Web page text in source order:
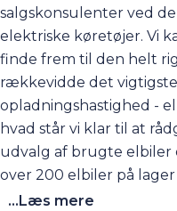
salgskonsulenter ved
elektriske køretøjer. Vi
finde frem til den helt
rækkevidde det
opladningshastighed -
hvad står vi klar til at
udvalg af brugte elbiler
over 200 elbiler på
af dem på Agenavej 15 i
...Læs mere